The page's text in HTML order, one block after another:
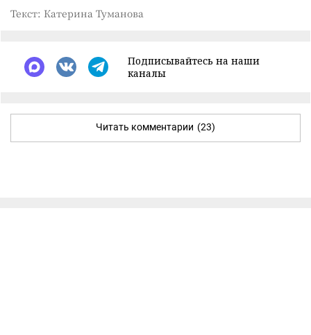
Текст: Катерина Туманова
Подписывайтесь на наши
каналы
Читать комментарии (23)